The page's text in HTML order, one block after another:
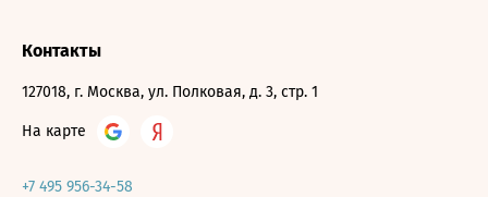
Контакты
127018, г. Москва, ул. Полковая, д. 3, стр. 1
На карте
+7 495 956-34-58